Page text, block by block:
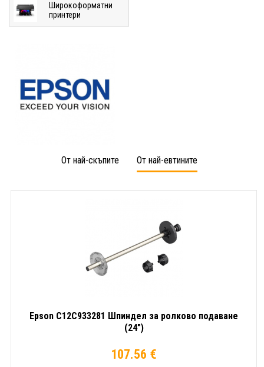
Широкоформатни
принтери
От най-скъпите От най-евтините
Epson C12C933281 Шпиндел за ролково подаване
(24")
107.56 €